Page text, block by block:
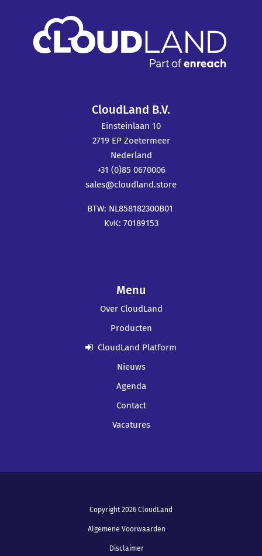
CloudLand B.V.
Einsteinlaan 10
2719 EP Zoetermeer
Nederland
+31 (0)85 0670006
sales@cloudland.store
BTW: NL858182300B01
KvK: 70189153
Menu
Over CloudLand
Producten
CloudLand Platform
Nieuws
Agenda
Contact
Vacatures
Copyright 2026 CloudLand
Algemene Voorwaarden
Disclaimer